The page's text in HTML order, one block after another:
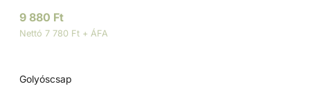
9 880 Ft
Nettó 7 780 Ft + ÁFA
Golyóscsap